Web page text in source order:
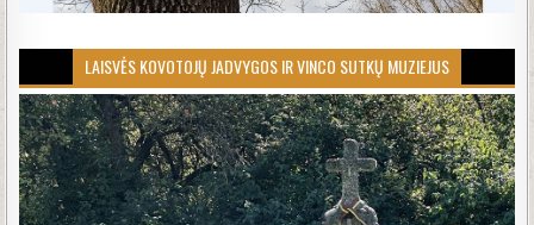
LAISVĖS KOVOTOJŲ JADVYGOS IR VINCO SUTKŲ MUZIEJUS